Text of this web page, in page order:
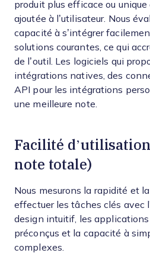
produit plus efficace ou
ajoutée à l’utilisateur. Nous
capacité à s’intégrer
solutions courantes, ce qui
de l’outil. Les logiciels qui
intégrations natives, des
API pour les intégrations
une meilleure note.
Facilité
note totale)
Nous mesurons la rapidité et
effectuer les tâches clés avec
design intuitif, les
préconçus et la capacité à
complexes.